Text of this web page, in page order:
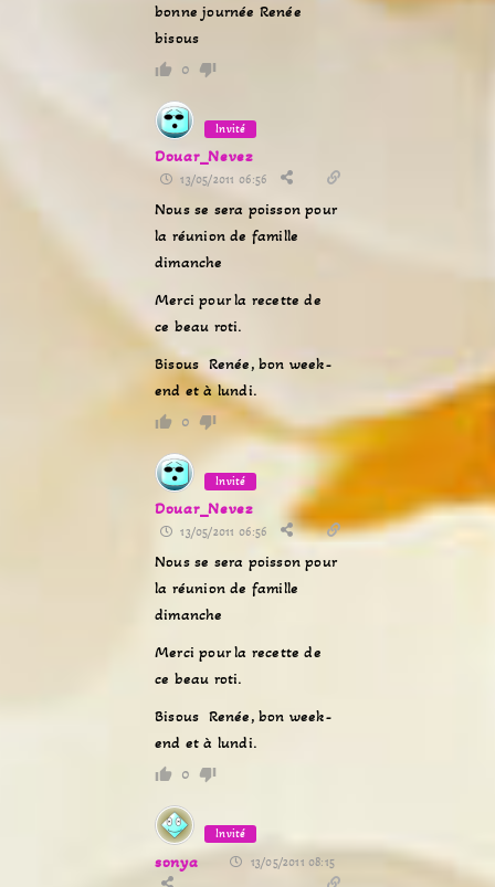
bonne journée Renée
bisous
0
Invité
Douar_Nevez
13/05/2011 06:56
Nous se sera poisson pour
la réunion de famille
dimanche
Merci pour la recette de
ce beau roti.
Bisous Renée, bon week-
end et à lundi.
0
Invité
Douar_Nevez
13/05/2011 06:56
Nous se sera poisson pour
la réunion de famille
dimanche
Merci pour la recette de
ce beau roti.
Bisous Renée, bon week-
end et à lundi.
0
Invité
sonya 13/05/2011 08:15